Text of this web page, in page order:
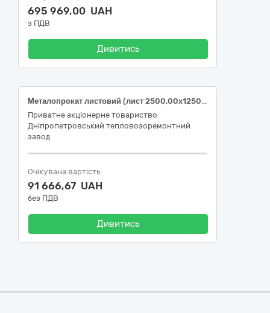
695 969,00 UAH
з ПДВ
Дивитись
Металопрокат листовий (лист 2500,00х1250,00х10,00мм)
Приватне акцiонерне товариство
Днiпропетровський тепловозоремонтний
завод
Очікувана вартість
91 666,67 UAH
без ПДВ
Дивитись